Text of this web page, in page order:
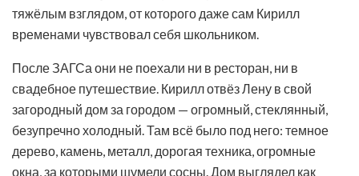
тяжёлым взглядом, от которого даже сам Кирилл
временами чувствовал себя школьником.
После ЗАГСа они не поехали ни в ресторан, ни в
свадебное путешествие. Кирилл отвёз Лену в свой
загородный дом за городом — огромный, стеклянный,
безупречно холодный. Там всё было под него: темное
дерево, камень, металл, дорогая техника, огромные
окна, за которыми шумели сосны. Дом выглядел как